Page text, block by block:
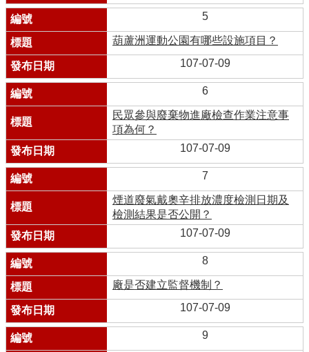
5
葫蘆洲運動公園有哪些設施項目？
107-07-09
6
民眾參與廢棄物進廠檢查作業注意事
項為何？
107-07-09
7
煙道廢氣戴奧辛排放濃度檢測日期及
檢測結果是否公開？
107-07-09
8
廠是否建立監督機制？
107-07-09
9